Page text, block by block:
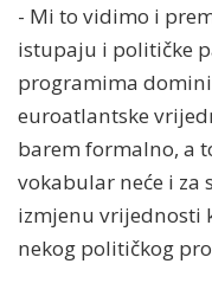
- Mi to vidimo i
istupaju i političke
programima
euroatlantske
barem formalno, a
vokabular neće i za
izmjenu vrijednosti
nekog političkog